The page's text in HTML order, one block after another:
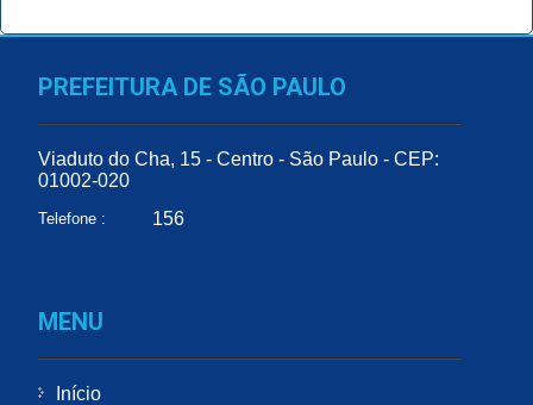
PREFEITURA DE SÃO PAULO
Viaduto do Cha, 15 - Centro - São Paulo - CEP:
01002-020
Telefone : 156
MENU
Início